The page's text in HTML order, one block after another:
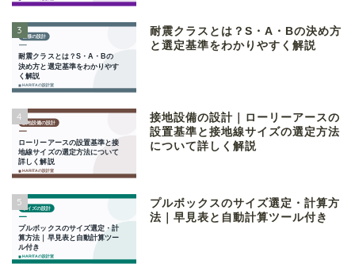
3
耐震クラスとは？S・A・Bの決め方
と選定基準をわかりやすく解説
4
接地設備の設計｜ローリーアースの
設置基準と接地線サイズの選定方法
について詳しく解説
5
プルボックスのサイズ選定・計算方
法｜早見表と自動計算ツール付き